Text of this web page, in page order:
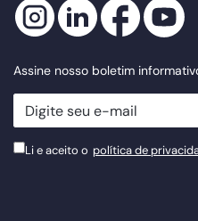
Assine nosso boletim
newsletter.suscribe
Li e aceito o política de